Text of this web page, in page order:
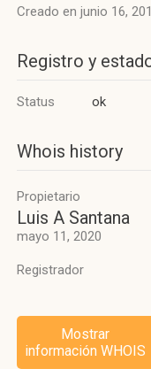
Creado en junio 16,
Registro y
Status ok
Whois history
Propietario
Luis A Santana
mayo 11, 2020
Registrador
Mostrar
información WHOIS